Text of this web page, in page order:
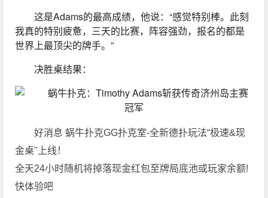
这是Adams的最高成绩，他说：“感觉特别棒。此刻
我真的特别疲惫，三天的比赛，阵容强劲，报名的都是
世界上最顶尖的牌手。”
决胜桌结果：
好消息 蜗牛扑克GG扑克室-全新德扑玩法“极速&现
金桌"上线！
全天24小时随机将掉落现金红包至牌局底池或玩家余额!
快体验吧